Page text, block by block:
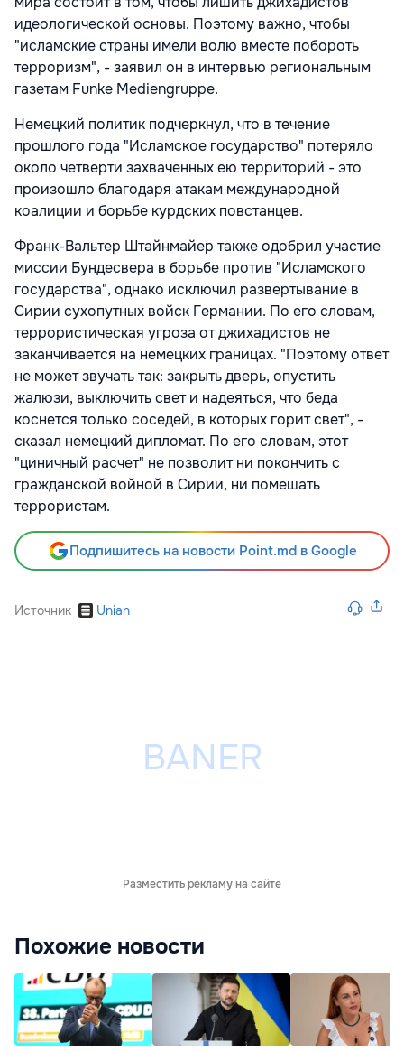
идеологической основы. Поэтому важно, чтобы
"исламские страны имели волю вместе побороть
терроризм", - заявил он в интервью региональным
газетам Funke Mediengruppe.
Немецкий политик подчеркнул, что в течение
прошлого года "Исламское государство" потеряло
около четверти захваченных ею территорий - это
произошло благодаря атакам международной
коалиции и борьбе курдских повстанцев.
Франк-Вальтер Штайнмайер также одобрил участие
миссии Бундесвера в борьбе против "Исламского
государства", однако исключил развертывание в
Сирии сухопутных войск Германии. По его словам,
террористическая угроза от джихадистов не
заканчивается на немецких границах. "Поэтому ответ
не может звучать так: закрыть дверь, опустить
жалюзи, выключить свет и надеяться, что беда
коснется только соседей, в которых горит свет", -
сказал немецкий дипломат. По его словам, этот
"циничный расчет" не позволит ни покончить с
гражданской войной в Сирии, ни помешать
террористам.
Подпишитесь на новости Point.md в Google
Источник Unian
Разместить рекламу на сайте
Похожие новости